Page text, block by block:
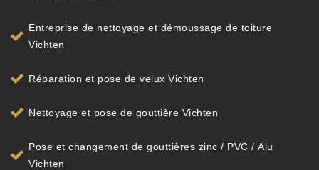
Entreprise de nettoyage et démoussage de toiture
Vichten
Réparation et pose de velux Vichten
Nettoyage et pose de gouttière Vichten
Pose et changement de gouttières zinc / PVC / Alu
Vichten